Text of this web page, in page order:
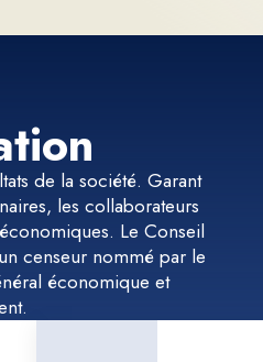
de la société. Garant
les collaborateurs
Le Conseil
censeur nommé par le
économique et